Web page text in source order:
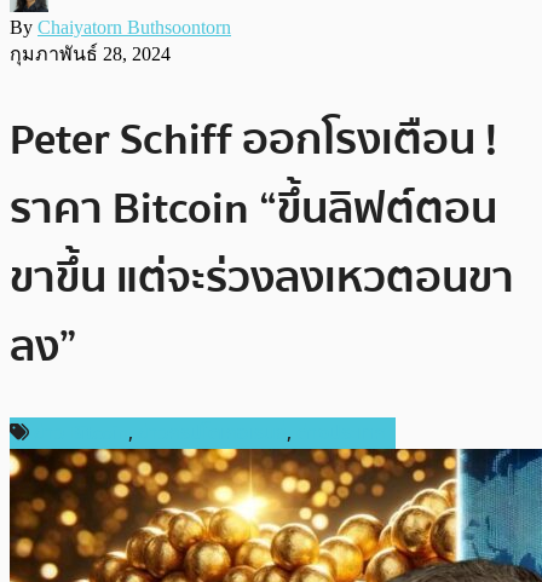
By Chaiyatorn Buthsoontorn
กุมภาพันธ์ 28, 2024
Peter Schiff ออกโรงเตือน !
ราคา Bitcoin “ขึ้นลิฟต์ตอน
ขาขึ้น แต่จะร่วงลงเหวตอนขา
ลง”
, ,